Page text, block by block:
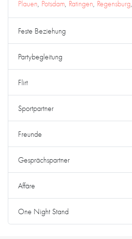
Plauen, Potsdam, Ratingen, Regensburg,
Feste Beziehung
Partybegleitung
Flirt
Sportpartner
Freunde
Gesprächspartner
Affäre
One Night Stand